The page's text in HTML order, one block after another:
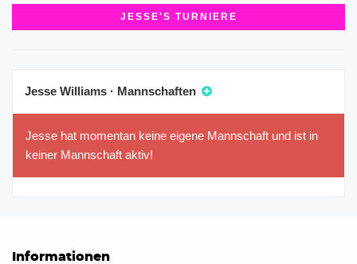
JESSE'S TURNIERE
Jesse Williams · Mannschaften
Jesse hat momentan keine eigene Mannschaft und ist in
keiner Mannschaft aktiv!
Informationen